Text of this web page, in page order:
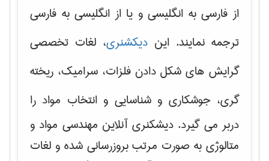
از فارسی به انگلیسی و یا از انگلیسی به فارسی
ترجمه نمایند. این دیکشنری، لغات تخصصی
گرایش های شکل دادن فلزات، سرامیک، ریخته
گری، جوشکاری و شناسایی و انتخاب مواد را
دربر می گیرد. دیشکنری آنلاین مهندسی مواد و
متالوژی به صورت مرتب بروزرسانی شده و لغات